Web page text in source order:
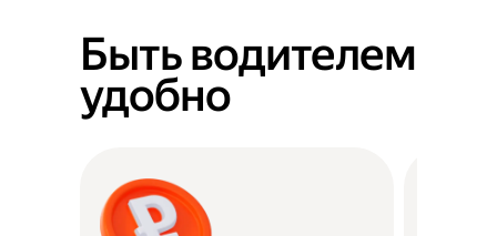
Быть водителем
удобно